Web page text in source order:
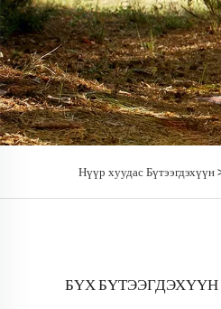
Нүүр хуудас Бүтээгдэхүүн
БҮХ БҮТЭЭГДЭХҮҮН